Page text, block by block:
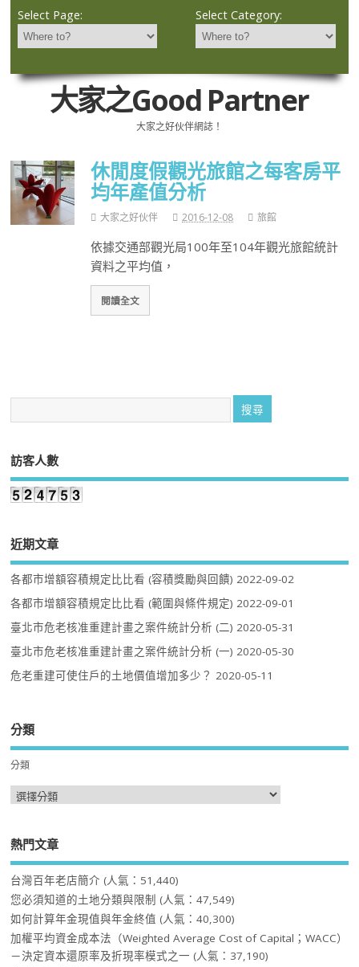
Select Page: Select Category:
大家之Good Partner
大家之好伙伴網誌！
休閒度假觀光旅館之每客房平
均年產值分析
大家之好伙伴 2016-12-08 旅館
依據交通部觀光局100年至104年觀光旅館統計
資料之平均值，
閱讀全文
訪客人數
近期文章
各都市增額容積規定比比看 (容積獎勵與回饋) 2022-09-02
各都市增額容積規定比比看 (範圍與條件規定) 2022-09-01
臺北市危老核准重建計畫之案件統計分析 (二) 2020-05-31
臺北市危老核准重建計畫之案件統計分析 (一) 2020-05-30
危老重建可使住戶的土地價值增加多少？ 2020-05-11
分類
分類
熱門文章
台灣百年老店簡介 (人氣：51,440)
您必須知道的土地分類與限制 (人氣：47,549)
如何計算年金現值與年金終值 (人氣：40,300)
加權平均資金成本法（Weighted Average Cost of Capital；WACC）
－決定資本還原率及折現率模式之一 (人氣：37,190)